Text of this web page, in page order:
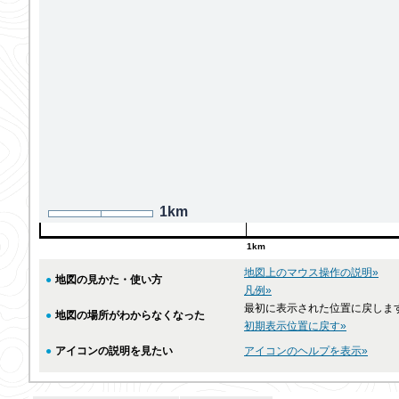
1km
1km
● 地図の見かた・使い方
地図上のマウス操作の説明»
凡例»
● 地図の場所がわからなくなった
最初に表示された位置に戻しま
初期表示位置に戻す»
● アイコンの説明を見たい アイコンのヘルプを表示»